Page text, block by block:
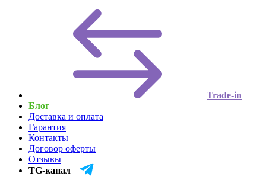
Trade-in
Блог
Доставка и оплата
Гарантия
Контакты
Договор оферты
Отзывы
TG-канал